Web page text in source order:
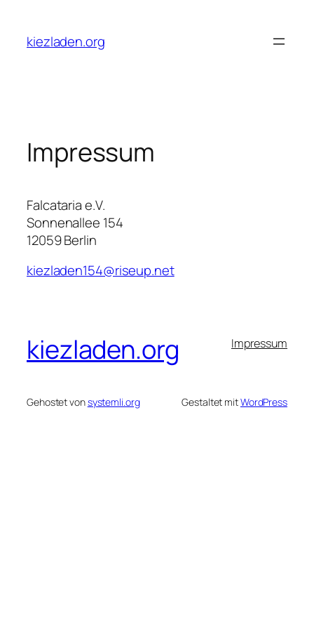
springen
kiezladen.org
Impressum
Falcataria e.V.
Sonnenallee 154
12059 Berlin
kiezladen154@riseup.net
kiezladen.org Impressum
Gehostet vonsystemli.org Gestaltet mitWordPress